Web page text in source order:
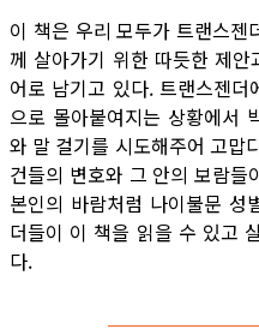
이 책은 우리 모두가 트랜스
께 살아가기 위한 따듯한 제
어로 남기고 있다. 트랜스젠
으로 몰아붙여지는 상황에서
와 말 걸기를 시도해주어 고맙
건들의 변호와 그 안의 보람
본인의 바람처럼 나이불문 성
더들이 이 책을 읽을 수 있고
다.